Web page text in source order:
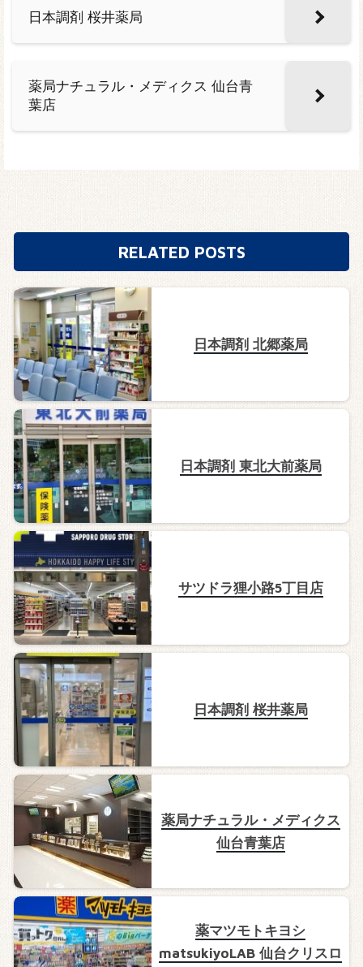
日本調剤 桜井薬局
薬局ナチュラル・メディクス 仙台青
葉店
RELATED POSTS
日本調剤 北郷薬局
日本調剤 東北大前薬局
サツドラ狸小路5丁目店
日本調剤 桜井薬局
薬局ナチュラル・メディクス
仙台青葉店
薬マツモトキヨシ
matsukiyoLAB 仙台クリスロ